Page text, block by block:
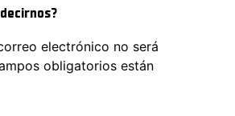
electrónico no será
obligatorios están